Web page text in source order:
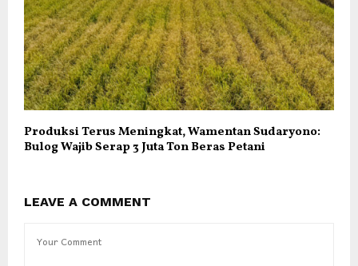
Produksi Terus Meningkat, Wamentan Sudaryono:
Bulog Wajib Serap 3 Juta Ton Beras Petani
LEAVE A COMMENT